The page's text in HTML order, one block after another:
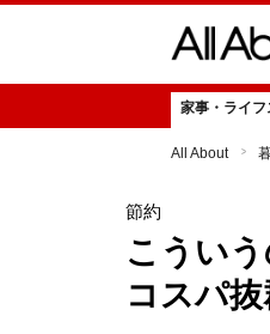
家事・ライフ
All About
節約
こうい
コスパ